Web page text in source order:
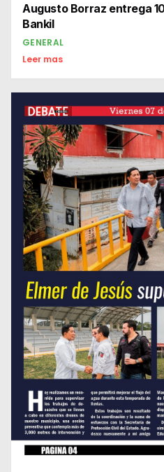
Augusto Borraz entrega
Bankil
GENERAL
Leer mas